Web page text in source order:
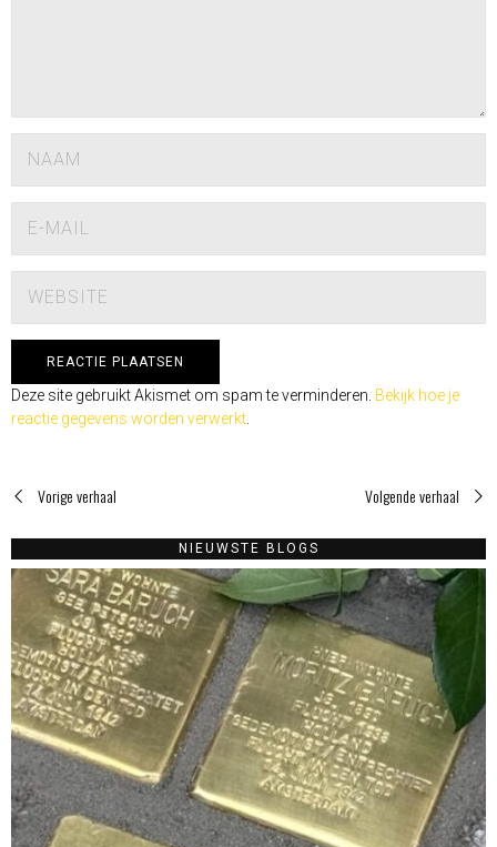
Deze site gebruikt Akismet om spam te verminderen. Bekijk hoe je
reactie gegevens worden verwerkt.
Vorige verhaal Volgende verhaal
NIEUWSTE BLOGS